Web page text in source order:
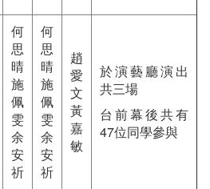
何
思
晴
施
佩
雯
余
安
祈
何
思
晴
施
佩
雯
余
安
祈
趙
愛
文
黃
嘉
敏
於演藝廳演出
共三場
台前幕後共有
47位同學參與